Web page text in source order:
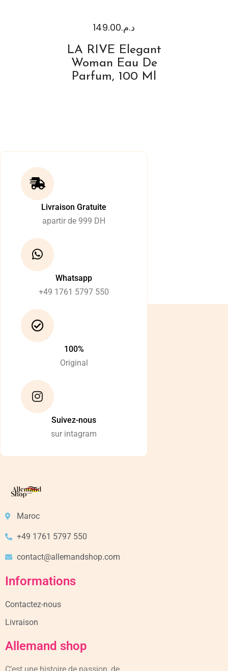
د.م.149.00
LA RIVE Elegant
Woman Eau De
Parfum, 100 Ml
Livraison Gratuite
apartir de 999 DH
Whatsapp
+49 1761 5797 550
100%
Original
Suivez-nous
sur intagram
Maroc
+49 1761 5797 550
contact@allemandshop.com
Informations
Contactez-nous
Livraison
Allemand shop